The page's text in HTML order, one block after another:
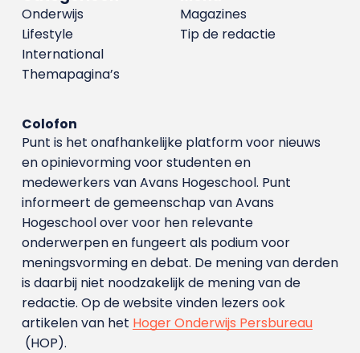
Magazines
Tip de redactie
Onderwijs
Lifestyle
International
Themapagina’s
Colofon
Punt is het onafhankelijke platform voor nieuws
en opinievorming voor studenten en
medewerkers van Avans Hoge­school. Punt
informeert de gemeenschap van Avans
Hogeschool over voor hen relevante
onderwerpen en fungeert als podium voor
meningsvorming en debat. De mening van derden
is daarbij niet noodzakelijk de mening van de
redactie. Op de website vinden lezers ook
artikelen van het Hoger Onderwijs Persbureau
(HOP).